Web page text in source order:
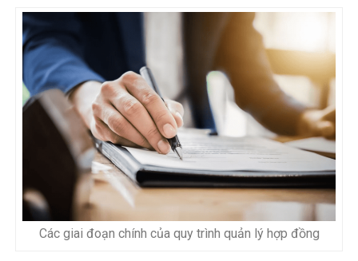
Các giai đoạn chính của quy trình quản lý hợp đồng